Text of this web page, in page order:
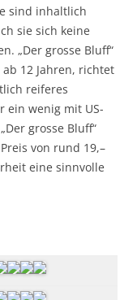
sind inhaltlich
sie sich keine
„Der grosse Bluff“
12 Jahren, richtet
reiferes
ein wenig mit US-
grosse Bluff“
von rund 19,–
eine sinnvolle